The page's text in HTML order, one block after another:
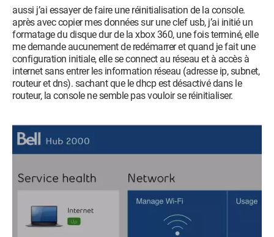
aussi j’ai essayer de faire une réinitialisation de la console.
après avec copier mes données sur une clef usb, j’ai initié un
formatage du disque dur de la xbox 360, une fois terminé, elle
me demande aucunement de redémarrer et quand je fait une
configuration initiale, elle se connect au réseau et à accès à
internet sans entrer les information réseau (adresse ip, subnet,
routeur et dns). sachant que le dhcp est désactivé dans le
routeur, la console ne semble pas vouloir se réinitialiser.